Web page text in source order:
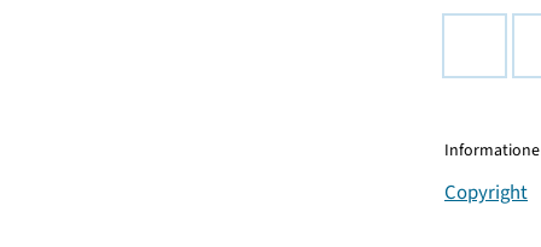
Copyright